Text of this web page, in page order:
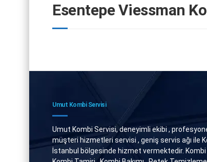
Esentepe Viessman
Umut Kombi Servisi
Umut Kombi Servisi, deneyimli ekibi ,
müşteri hizmetleri servisi , geniş servis ağı ile
İstanbul bölgesinde hizmet vermektedir. Kombi